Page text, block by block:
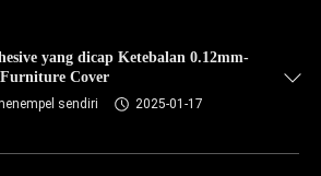
yang dicap Ketebalan 0.12mm-
Cover
sendiri
2025-01-17